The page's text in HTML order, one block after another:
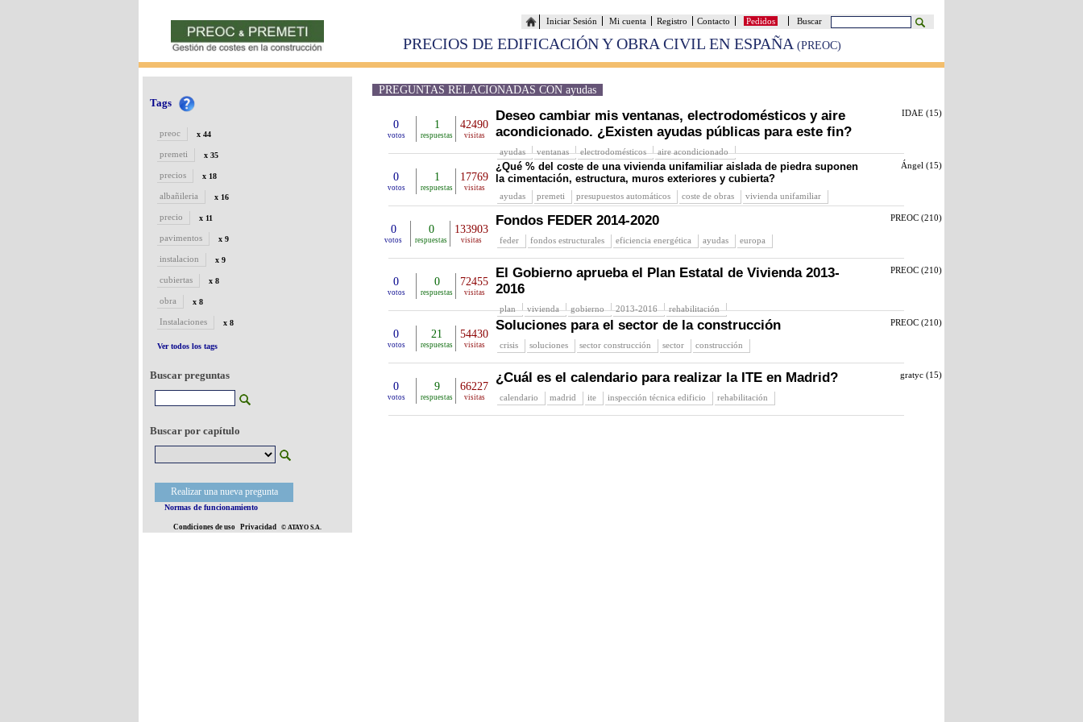
Buscar
Pedidos
Contacto
Registro
Mi cuenta
Iniciar Sesión
PRECIOS DE EDIFICACIÓN Y OBRA CIVIL EN ESPAÑA (PREOC)
Tags
preoc x 44
premeti x 35
precios x 18
albañileria x 16
precio x 11
pavimentos x 9
instalacion x 9
cubiertas x 8
obra x 8
Instalaciones x 8
Ver todos los tags
Buscar preguntas
Buscar por capítulo
Realizar una nueva pregunta
Normas de funcionamiento
Condiciones de uso Privacidad © ATAYO S.A.
PREGUNTAS RELACIONADAS CON ayudas
0
votos
1
respuestas
42490
visitas
Deseo cambiar mis ventanas, electrodomésticos y aire
acondicionado. ¿Existen ayudas públicas para este fin?
ayudas ventanas electrodomésticos aire acondicionado
IDAE (15)
0
votos
1
respuestas
17769
visitas
¿Qué % del coste de una vivienda unifamiliar aislada de piedra suponen
la cimentación, estructura, muros exteriores y cubierta?
ayudas premeti presupuestos automáticos coste de obras vivienda unifamiliar
Ángel (15)
0
votos
0
respuestas
133903
visitas
Fondos FEDER 2014-2020
feder fondos estructurales eficiencia energética ayudas europa
PREOC (210)
0
votos
0
respuestas
72455
visitas
El Gobierno aprueba el Plan Estatal de Vivienda 2013-
2016
plan vivienda gobierno 2013-2016 rehabilitación
PREOC (210)
0
votos
21
respuestas
54430
visitas
Soluciones para el sector de la construcción
crisis soluciones sector construcción sector construcción
PREOC (210)
0
votos
9
respuestas
66227
visitas
¿Cuál es el calendario para realizar la ITE en Madrid?
calendario madrid ite inspección técnica edificio rehabilitación
gratyc (15)